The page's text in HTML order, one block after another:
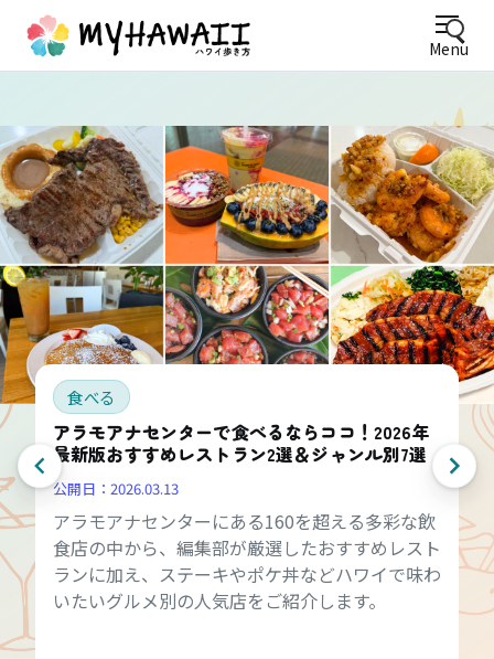
Menu
食べる
アラモアナセンターで食べるならココ！2026年
最新版おすすめレストラン2選＆ジャンル別7選
公開日： 2026.03.13
アラモアナセンターにある160を超える多彩な飲
食店の中から、編集部が厳選したおすすめレスト
ランに加え、ステーキやポケ丼などハワイで味わ
いたいグルメ別の人気店をご紹介します。